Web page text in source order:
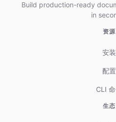
Build production-ready
in
资源
安装
配置
CLI
生态